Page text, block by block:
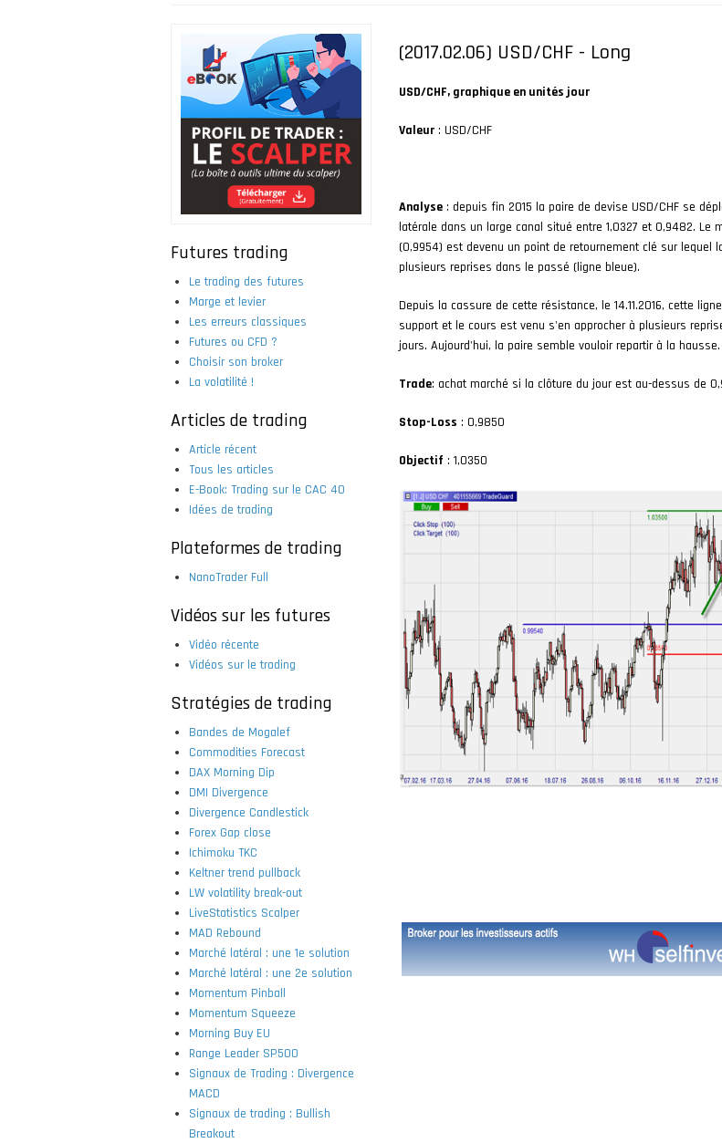
Futures trading
Le trading des futures
Marge et levier
Les erreurs classiques
Futures ou CFD ?
Choisir son broker
La volatilité !
Articles de trading
Article récent
Tous les articles
E-Book: Trading sur le CAC 40
Idées de trading
Plateformes de trading
NanoTrader Full
Vidéos sur les futures
Vidéo récente
Vidéos sur le trading
Stratégies de trading
Bandes de Mogalef
Commodities Forecast
DAX Morning Dip
DMI Divergence
Divergence Candlestick
Forex Gap close
Ichimoku TKC
Keltner trend pullback
LW volatility break-out
LiveStatistics Scalper
MAD Rebound
Marché latéral : une 1e solution
Marché latéral : une 2e solution
Momentum Pinball
Momentum Squeeze
Morning Buy EU
Range Leader SP500
Signaux de Trading : Divergence
MACD
Signaux de trading : Bullish
Breakout
(2017.02.06) USD/CHF - Long
USD/CHF, graphique en unités jour
Valeur : USD/CHF
Analyse : depuis fin 2015 la paire de devise USD/CHF se
latérale dans un large canal situé entre 1,0327 et 0,9482. Le
(0,9954) est devenu un point de retournement clé sur lequel
plusieurs reprises dans le passé (ligne bleue).
Depuis la cassure de cette résistance, le 14.11.2016, cette
support et le cours est venu s'en approcher à plusieurs
jours. Aujourd'hui, la paire semble vouloir repartir à la hausse.
Trade: achat marché si la clôture du jour est au-dessus de
Stop-Loss : 0,9850
Objectif : 1,0350